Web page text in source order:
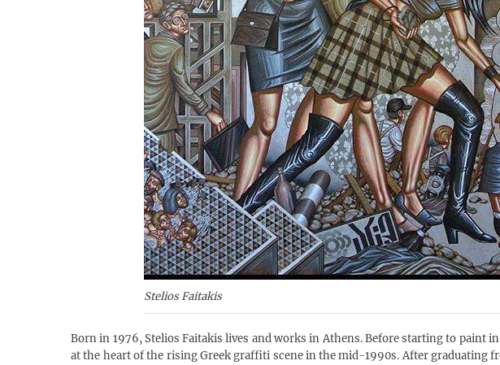
Stelios Faitakis
Born in 1976, Stelios Faitakis lives and works in Athens. Before starting to paint
at the heart of the rising Greek graffiti scene in the mid-1990s. After graduating